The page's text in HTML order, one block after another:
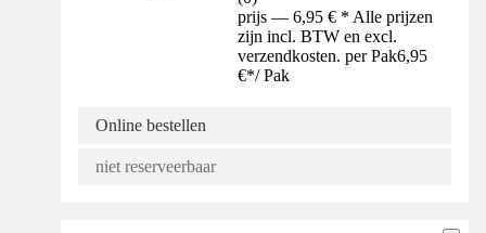
prijs — 6,95 € * Alle prijzen
zijn incl. BTW en excl.
verzendkosten. per Pak6,95
€*/ Pak
Online bestellen
niet reserveerbaar